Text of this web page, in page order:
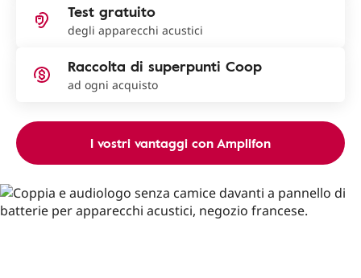
Test gratuito
degli apparecchi acustici
Raccolta di superpunti Coop
ad ogni acquisto
I vostri vantaggi con Amplifon